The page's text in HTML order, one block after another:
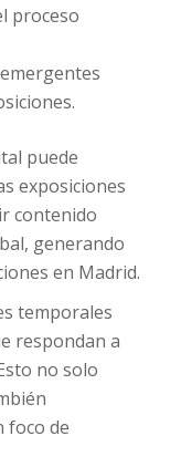
proceso
puede
exposiciones
contenido
generando
en Madrid.
temporales
respondan a
no solo
foco de